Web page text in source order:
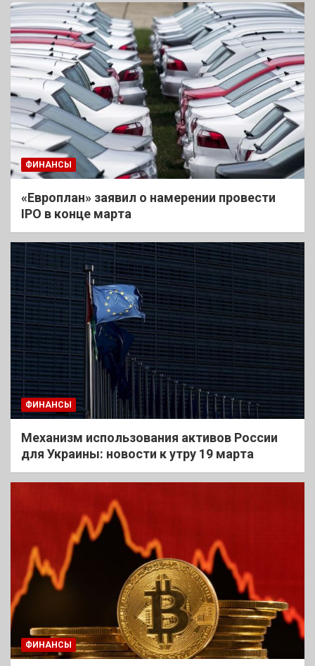
ФИНАНСЫ
«Европлан» заявил о намерении провести
IPO в конце марта
ФИНАНСЫ
Механизм использования активов России
для Украины: новости к утру 19 марта
ФИНАНСЫ